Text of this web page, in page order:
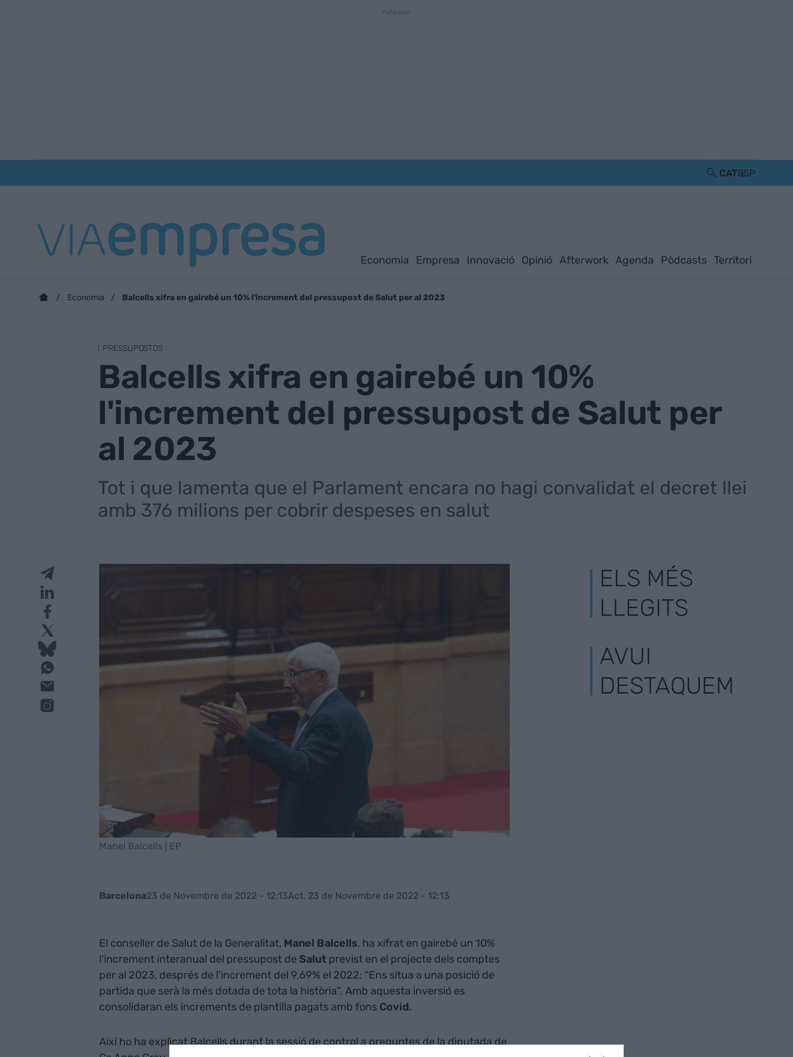
CATESP
Economia Empresa Innovació Opinió Afterwork Agenda Pòdcasts Territori
Economia Balcells xifra en gairebé un 10% l'increment del pressupost de Salut per al 2023
PRESSUPOSTOS
Balcells xifra en gairebé un 10%
l'increment del pressupost de Salut per
al 2023
Tot i que lamenta que el Parlament encara no hagi convalidat el decret llei
amb 376 milions per cobrir despeses en salut
Manel Balcells | EP
Barcelona23 de Novembre de 2022 - 12:13Act. 23 de Novembre de 2022 - 12:13
El conseller de Salut de la Generalitat, Manel Balcells, ha xifrat en gairebé un 10%
l'increment interanual del pressupost de Salutprevist en el projecte dels comptes
per al 2023, després de l'increment del 9,69% el 2022: “Ens situa a una posició de
partida que serà la més dotada de tota la història”. Amb aquesta inversió es
consolidaran els increments de plantilla pagats amb fons Covid.
Així ho ha explicat Balcells durant la sessió de control a preguntes de la diputada de
ELS MÉS
LLEGITS
AVUI
DESTAQUEM